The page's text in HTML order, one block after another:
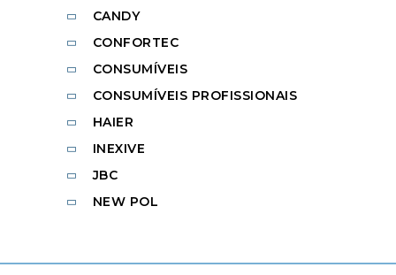
CANDY
CONFORTEC
CONSUMÍVEIS
CONSUMÍVEIS PROFISSIONAIS
HAIER
INEXIVE
JBC
NEW POL